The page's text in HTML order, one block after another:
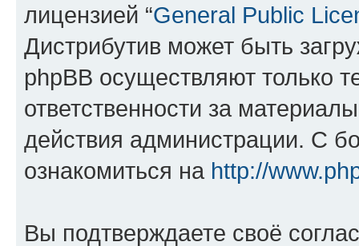
лицензией “General Public
Дистрибутив может быть
phpBB осуществляют только
ответственности за
действия администрации. С
ознакомиться на http://
Вы подтверждаете своё